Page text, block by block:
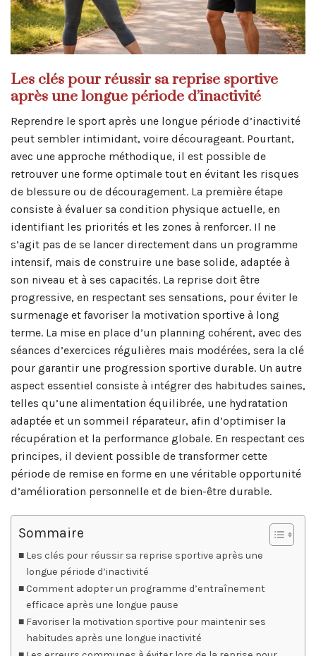
Les clés pour réussir sa reprise sportive
après une longue période d’inactivité
Reprendre le sport après une longue période d’inactivité
peut sembler intimidant, voire décourageant. Pourtant,
avec une approche méthodique, il est possible de
retrouver une forme optimale tout en évitant les risques
de blessure ou de découragement. La première étape
consiste à évaluer sa condition physique actuelle, en
identifiant les priorités et les zones à renforcer. Il ne
s’agit pas de se lancer directement dans un programme
intensif, mais de construire une base solide, adaptée à
son niveau et à ses capacités. La reprise doit être
progressive, en respectant ses sensations, pour éviter le
surmenage et favoriser la motivation sportive à long
terme. La mise en place d’un planning cohérent, avec des
séances d’exercices régulières mais modérées, sera la clé
pour garantir une progression sportive durable. Un autre
aspect essentiel consiste à intégrer des habitudes saines,
telles qu’une alimentation équilibrée, une hydratation
adaptée et un sommeil réparateur, afin d’optimiser la
récupération et la performance globale. En respectant ces
principes, il devient possible de transformer cette
période de remise en forme en une véritable opportunité
d’amélioration personnelle et de bien-être durable.
Sommaire
Les clés pour réussir sa reprise sportive après une
longue période d’inactivité
Comment adopter un programme d’entraînement
efficace après une longue pause
Favoriser la motivation sportive pour maintenir ses
habitudes après une longue inactivité